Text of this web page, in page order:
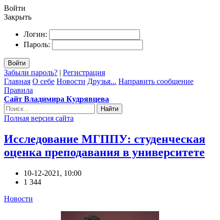
Войти
Закрыть
Логин:
Пароль:
Войти
Забыли пароль? | Регистрация
Главная О себе Новости Друзья... Направить сообщение
Правила
Сайт Владимира Кудрявцева
Найти
Полная версия сайта
Исследование МГППУ: студенческая
оценка преподавания в университете
10-12-2021, 10:00
1 344
Новости